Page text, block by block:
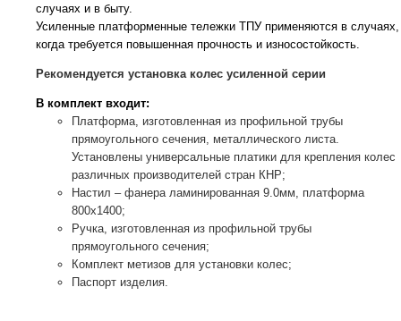
случаях и в быту.
Усиленные платформенные тележки ТПУ применяются в случаях,
когда требуется повышенная прочность и износостойкость.
Рекомендуется установка колес усиленной серии
В комплект входит:
Платформа, изготовленная из профильной трубы
прямоугольного сечения, металлического листа.
Установлены универсальные платики для крепления колес
различных производителей стран КНР;
Настил – фанера ламинированная 9.0мм, платформа
800x1400;
Ручка, изготовленная из профильной трубы
прямоугольного сечения;
Комплект метизов для установки колес;
Паспорт изделия.